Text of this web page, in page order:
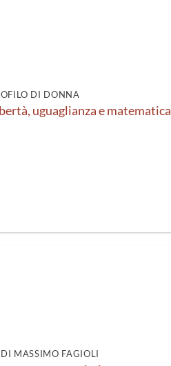
DI DONNA
uguaglianza e matematica
MASSIMO FAGIOLI